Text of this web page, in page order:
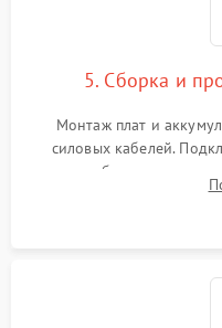
5. Сборка и
Монтаж плат и
силовых кабелей.
калибровки
срабатывания AVR и